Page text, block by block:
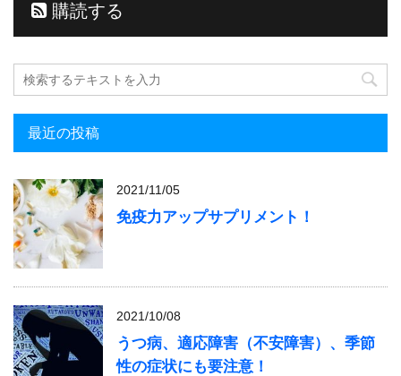
購読する
最近の投稿
2021/11/05
免疫力アップサプリメント！
2021/10/08
うつ病、適応障害（不安障害）、季節
性の症状にも要注意！